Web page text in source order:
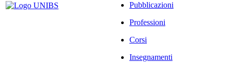
Pubblicazioni
Professioni
Corsi
Insegnamenti